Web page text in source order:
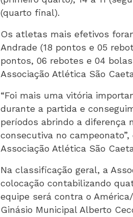
(quarto final).
Os atletas mais efetivos
Andrade (18 pontos e 05
pontos, 06 rebotes e 04
Associação Atlética São
“Foi mais uma vitória
durante a partida e
períodos abrindo a diferença
consecutiva no
Associação Atlética São
Na classificação geral, a
colocação contabilizando
equipe será contra o
Ginásio Municipal Alberto